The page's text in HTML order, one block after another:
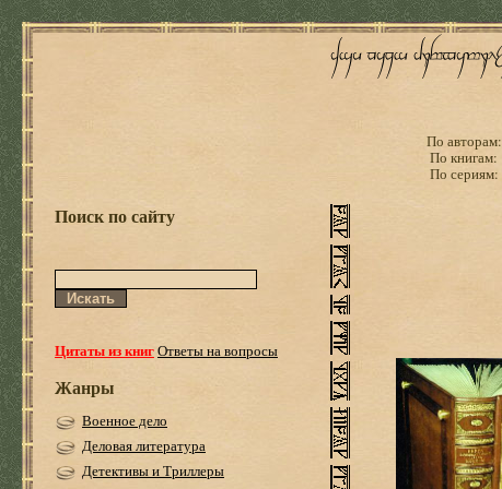
По авторам:
По книгам:
По сериям:
Поиск по сайту
Цитаты из книгОтветы на вопросы
Жанры
Военное дело
Деловая литература
Детективы и Триллеры